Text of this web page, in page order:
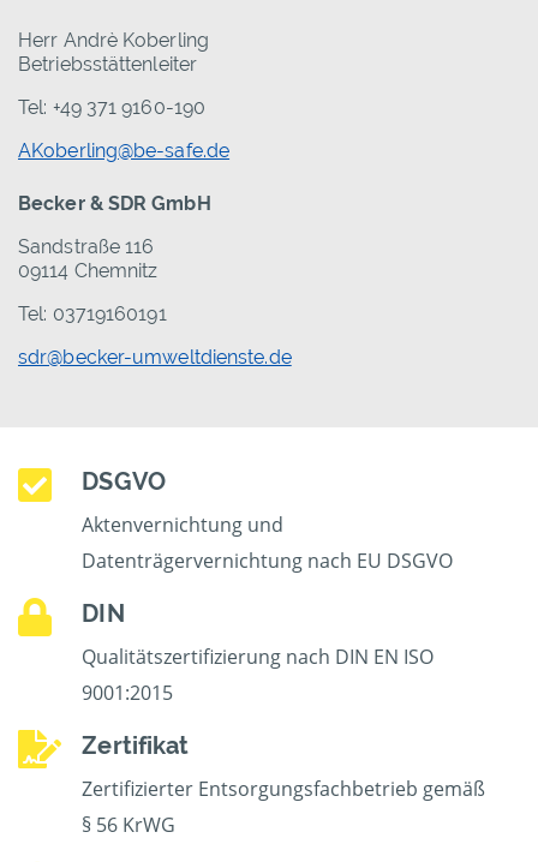
Herr Andrè Koberling
Betriebsstättenleiter
Tel: +49 371 9160-190
AKoberling@be-safe.de
Becker & SDR GmbH
Sandstraße 116
09114 Chemnitz
Tel: 03719160191
sdr@becker-umweltdienste.de
DSGVO
Aktenvernichtung und
Datenträgervernichtung nach EU DSGVO
DIN
Qualitätszertifizierung nach DIN EN ISO
9001:2015
Zertifikat
Zertifizierter Entsorgungsfachbetrieb gemäß
§ 56 KrWG